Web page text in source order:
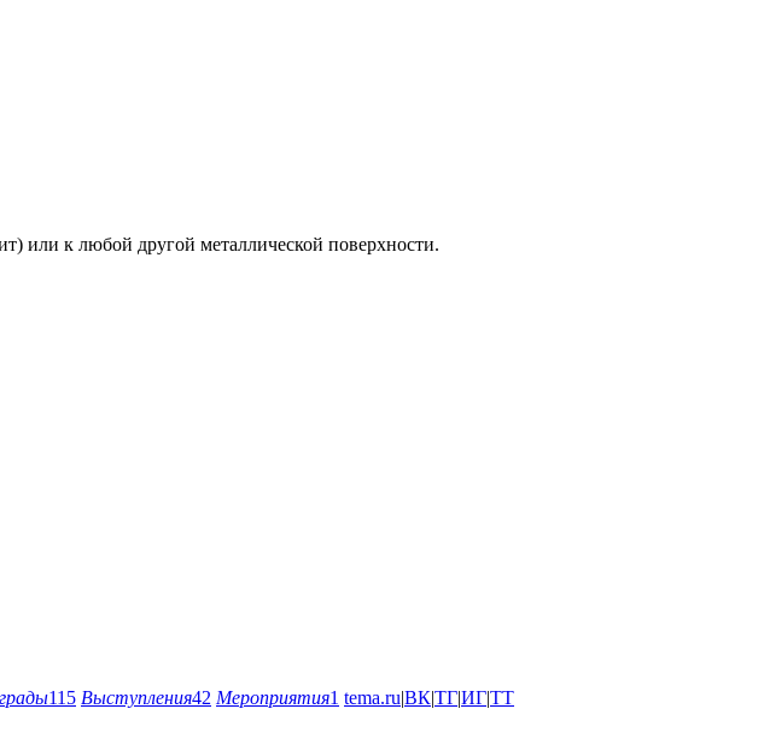
или к любой другой металлической поверхности.
115 Выступления42 Мероприятия1 tema.ru|ВК|ТГ|ИГ|ТТ